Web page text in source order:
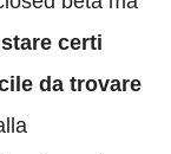
certi
da trovare